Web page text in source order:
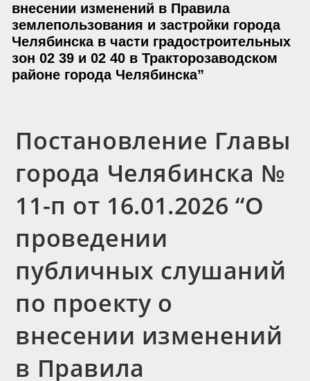
внесении изменений в Правила
землепользования и застройки города
Челябинска в части градостроительных
зон 02 39 и 02 40 в Тракторозаводском
районе города Челябинска”
Постановление Главы
города Челябинска №
11-п от 16.01.2026 “О
проведении
публичных слушаний
по проекту о
внесении изменений
в Правила